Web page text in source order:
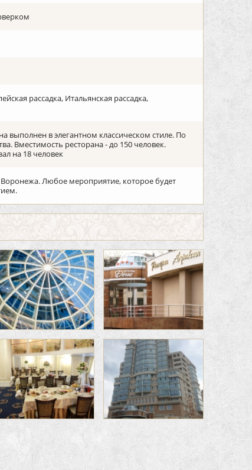
рассадка, Итальянская рассадка,
выполнен в элегантном классическом стиле. По
Вместимость ресторана - до 150 человек.
на 18 человек
Любое мероприятие, которое будет